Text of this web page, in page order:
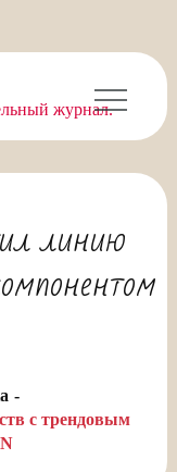
журнал.
линию
с трендовым